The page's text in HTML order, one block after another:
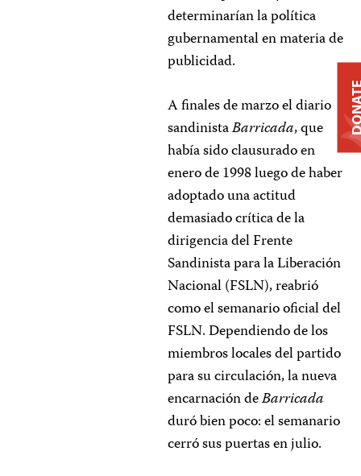
determinarían la política
gubernamental en materia de
publicidad.
A finales de marzo el diario
sandinistaBarricada, que
había sido clausurado en
enero de 1998 luego de haber
adoptado una actitud
demasiado crítica de la
dirigencia del Frente
Sandinista para la Liberación
Nacional (FSLN), reabrió
como el semanario oficial del
FSLN. Dependiendo de los
miembros locales del partido
para su circulación, la nueva
encarnación deBarricada
duró bien poco: el semanario
cerró sus puertas en julio.